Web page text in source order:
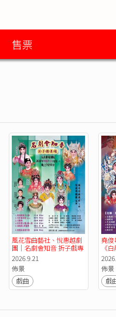
售票
風花雪曲藝社、悅惠越劇
團｜名劇會知音 折子戲專
場《絕唱胡笳十八拍》
《古井葬珍妃》《大斷
橋》《狄青闖三關之猜心
事》《海瑞傳之碎鑾輿》
《絕情谷底俠侶情》
2026.9.21
佈景
戲曲
堯
《
纓會
情谷
情》
佈景
戲